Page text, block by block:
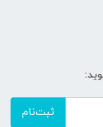
ثبت‌نام